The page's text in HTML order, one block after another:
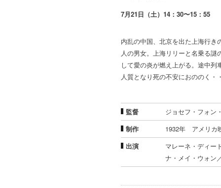
7月21日（土）14：30〜15：55
内乱の中国、北京を出た上海行
人の男女。上海リリーと名乗る
して愛の炎が燃え上がる。途中
人質となり死の不安におののく・
監督
ジョセフ・フォン
制作
1932年 アメリカ
出演
マレーネ・ディー
ナ・メイ・ウォ